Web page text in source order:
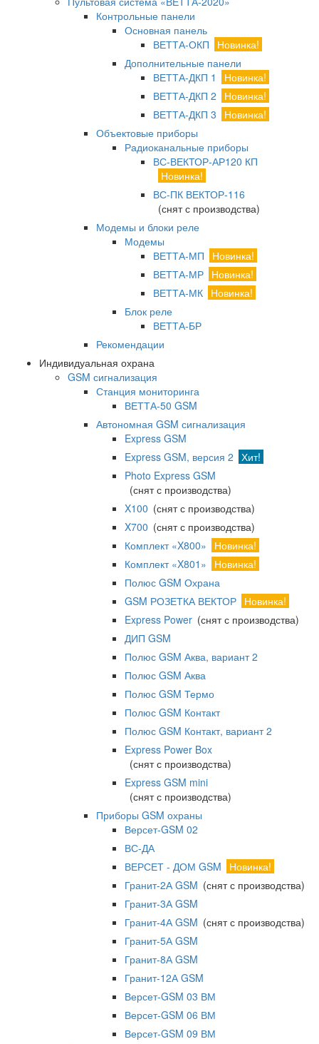
Контрольные панели
Основная панель
ВЕТТА-ОКП
Новинка!
Дополнительные панели
ВЕТТА-ДКП 1
Новинка!
ВЕТТА-ДКП 2
Новинка!
ВЕТТА-ДКП 3
Новинка!
Объектовые приборы
Радиоканальные приборы
ВС-ВЕКТОР-АР120 КП
Новинка!
ВС-ПК ВЕКТОР-116
(снят с производства)
Модемы и блоки реле
Модемы
ВЕТТА-МП
Новинка!
ВЕТТА-МР Новинка!
ВЕТТА-МК Новинка!
Блок реле
ВЕТТА-БР
Рекомендации
Индивидуальная охрана
GSM сигнализация
Станция мониторинга
ВЕТТА-50 GSM
Автономная GSM сигнализация
Express GSM
Express GSM, версия 2 Хит!
Photo Express GSM
(снят с производства)
X100 (снят с производства)
X700 (снят с производства)
Комплект «X800»
Новинка!
Комплект «X801»
Новинка!
Полюс GSM Охрана
GSM РОЗЕТКА ВЕКТОР Новинка!
Express Power (снят с производства)
ДИП GSM
Полюс GSM Аква, вариант 2
Полюс GSM Аква
Полюс GSM Термо
Полюс GSM Контакт
Полюс GSM Контакт, вариант 2
Express Power Box
(снят с производства)
Express GSM mini
(снят с производства)
Приборы GSM охраны
Версет-GSM 02
ВС-ДА
ВЕРСЕТ - ДОМ GSM
Новинка!
Гранит-2А GSM (снят с производства)
Гранит-3А GSM
Гранит-4А GSM (снят с производства)
Гранит-5А GSM
Гранит-8А GSM
Гранит-12А GSM
Версет-GSM 03 ВМ
Версет-GSM 06 ВМ
Версет-GSM 09 ВМ